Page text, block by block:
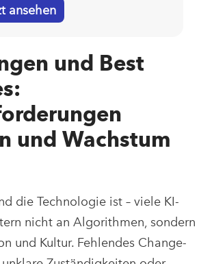
ansehen
und Best
und Wachstum
die Technologie ist – viele KI-
nicht an Algorithmen, sondern
und Kultur. Fehlendes Change-